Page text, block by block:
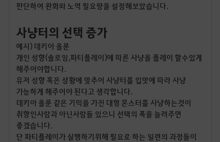
판단하여 완화와 노역 필요량을 설정해보았습니다.
사냥터의 선택 증가
예시) 데키아 올룬
개인 성향(솔로잉,파티플레이)에 따른 사냥을 플레이 할수있게
해주어야합니다.
유저 성향 혹은 상황에 맞추어 사냥터를 입맛에 따라 사냥
가능하게 해주어야 된다고 생각합니다.
데키아 올룬 같은 기믹을 가진 대형 몬스터를 사냥하는것이
취향인사람과 아닌사람들 있으니 선택의 폭을 늘려주면
좋겠습니다.
단 파티플레이가 실행하기위해 필요로 하는 일련의 과정들이